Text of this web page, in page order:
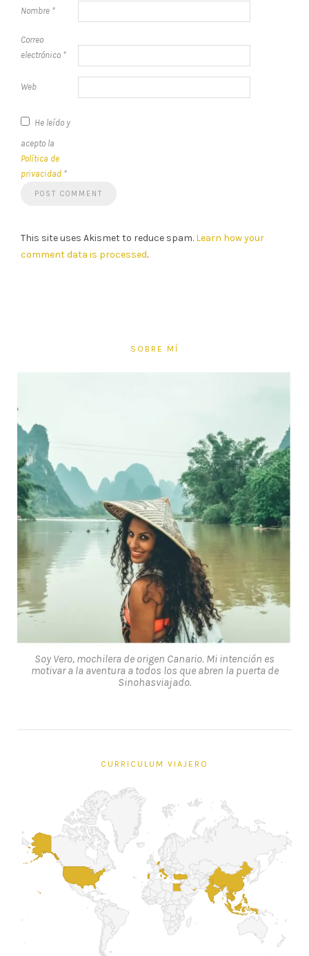
Nombre *
Correo
electrónico *
Web
He leído y
acepto la
Política de
privacidad *
This site uses Akismet to reduce spam. Learn how your
comment data is processed.
SOBRE MÍ
Soy Vero, mochilera de origen Canario. Mi intención es
motivar a la aventura a todos los que abren la puerta de
Sinohasviajado.
CURRICULUM VIAJERO